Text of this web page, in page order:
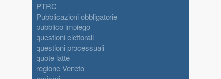
PTRC
Pubblicazioni obbligatorie
pubblico impiego
questioni elettorali
questioni processuali
quote latte
regione Veneto